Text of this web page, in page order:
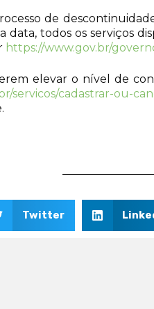
de
todos os serviços
https://www.gov.br/
elevar o nível de
servicos/cadastrar-ou-
Twitter